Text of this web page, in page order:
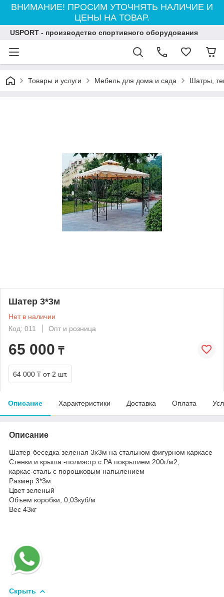
ВНИМАНИЕ! ПРОСИМ УТОЧНЯТЬ НАЛИЧИЕ И
ЦЕНЫ НА ТОВАР.
USPORT - производство спортивного оборудования
Товары и услуги Мебель для дома и сада Шатры,
Шатер 3*3м
Нет в наличии
Код: 011
Опт и розница
65 000 ₸
64 000 ₸ от 2 шт.
Описание Характеристики Доставка Оплата
Описание
Шатер-беседка зеленая 3x3м на стальном фигурном каркасе
Стенки и крыша -полиэстр с РА покрытием 200г/м2,
каркас-сталь с порошковым напылением
Размер 3*3м
Цвет зеленый
Объем коробки, 0,03куб/м
Вес 43кг
Скрыть